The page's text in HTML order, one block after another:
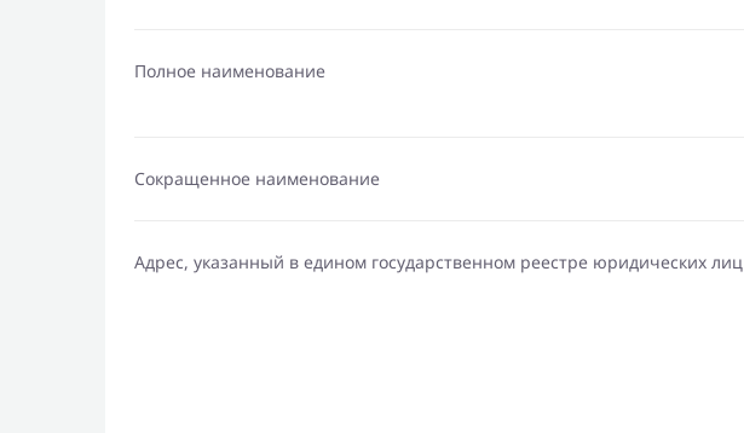
Полное наименование
Сокращенное наименование
Адрес, указанный в едином государственном реестре юридических лиц